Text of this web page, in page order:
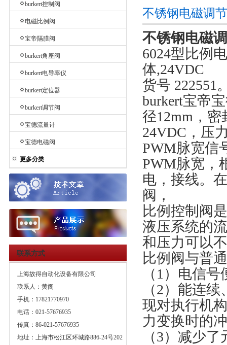
burkert控制阀
电磁比例阀
宝帝隔膜阀
burkert角座阀
burkert电导率仪
burkert定位器
burkert调节阀
宝德流量计
宝德电磁阀
更多分类
联系方式
上海故得自动化设备有限公司
联系人：黄阁
手机：17821770970
电话：021-57676935
传真：86-021-57676935
地址：上海市松江区环城路886-24号202
不锈钢电磁调
不锈钢电磁
6024型比例
体,24VDC
货号 222551
burkert宝帝
径12mm，
24VDC，压
PWM脉宽信
PWM脉宽，
电，接线。
阀，
比例控制阀
液压系统的
和压力可以
比例阀与普
（1）电信
（2）能连
现对执行机
力变换时的
（3）减少